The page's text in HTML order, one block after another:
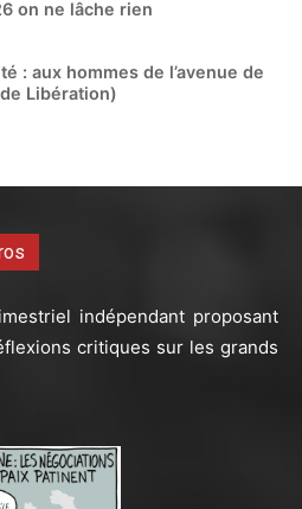
on ne lâche rien
: aux hommes de l’avenue de
Libération)
indépendant proposant
critiques sur les grands